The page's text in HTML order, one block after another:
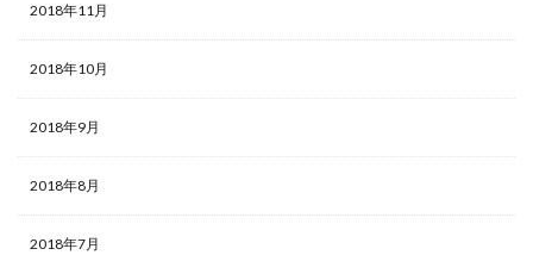
2018年11月
2018年10月
2018年9月
2018年8月
2018年7月